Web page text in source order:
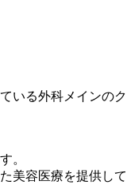
いる外科メインの
。
美容医療を提供し